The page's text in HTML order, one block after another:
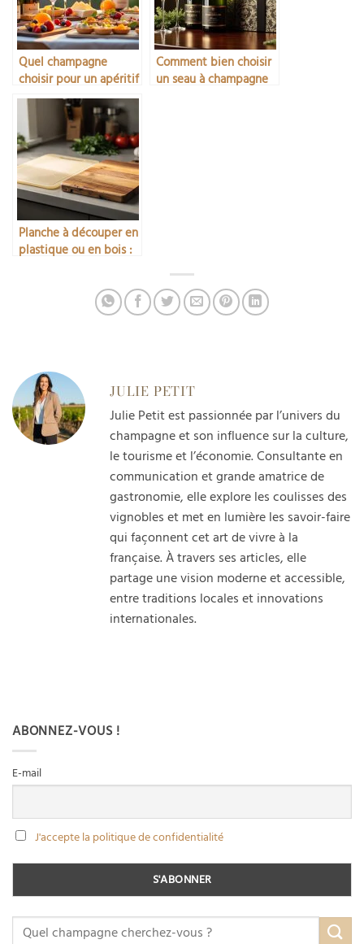
Quel champagne
choisir pour un apéritif
réussi
Comment bien choisir
un seau à champagne
Planche à découper en
plastique ou en bois :
JULIE PETIT
Julie Petit est passionnée par l’univers du
champagne et son influence sur la culture,
le tourisme et l’économie. Consultante en
communication et grande amatrice de
gastronomie, elle explore les coulisses des
vignobles et met en lumière les savoir-faire
qui façonnent cet art de vivre à la
française. À travers ses articles, elle
partage une vision moderne et accessible,
entre traditions locales et innovations
internationales.
ABONNEZ-VOUS !
E-mail
J'accepte la politique de confidentialité